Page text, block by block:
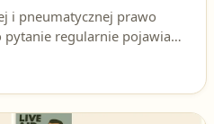
i pneumatycznej prawo
pytanie regularnie pojawia
to właśnie komora
prawnej broni.